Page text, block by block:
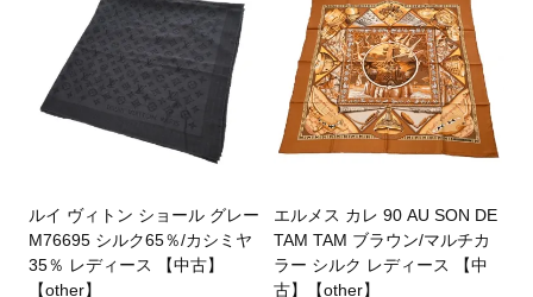
ルイ ヴィトン ショール グレー
M76695 シルク65％/カシミヤ
35％ レディース 【中古】
【other】
エルメス カレ 90 AU SON DE
TAM TAM ブラウン/マルチカ
ラー シルク レディース 【中
古】【other】